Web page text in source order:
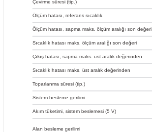
Çevirme süresi (tip.)
Ölçüm hatası, referans sıcaklık
Ölçüm hatası, sapma maks. ölçüm aralığı son değeri
Sıcaklık hatası maks. ölçüm aralığı son değeri
Çıkış hatası, sapma maks. üst aralık değerinden
Sıcaklık hatası maks. üst aralık değerinden
Toparlanma süresi (tip.)
Sistem besleme gerilimi
Akım tüketimi, sistem beslemesi (5 V)
Alan besleme gerilimi